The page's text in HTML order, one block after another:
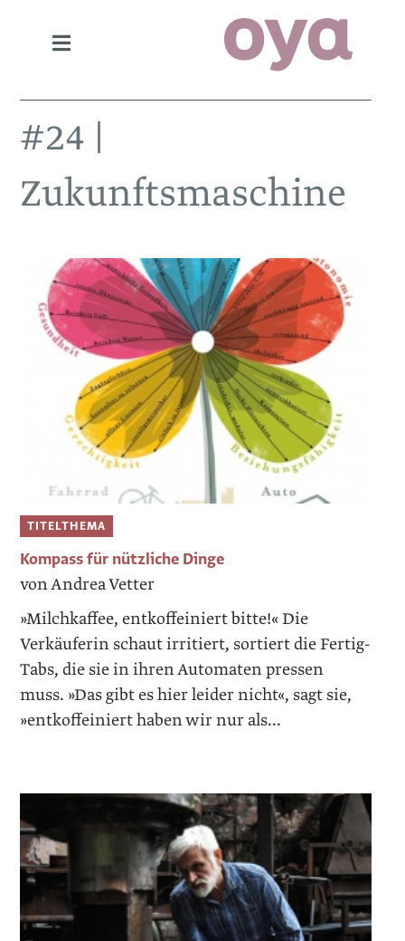
#24 |
Zukunftsmaschine
TITELTHEMA
Kompass für nützliche Dinge
von Andrea Vetter
»Milchkaffee, entkoffeiniert bitte!« Die
Verkäuferin schaut irritiert, sortiert die Fertig-
Tabs, die sie in ihren Automaten pressen
muss. »Das gibt es hier leider nicht«, sagt sie,
»entkoffeiniert haben wir nur als...